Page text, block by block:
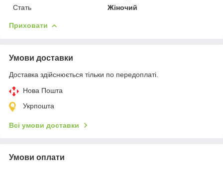
Стать
Жіночий
Приховати
Умови доставки
Доставка здійснюється тільки по передоплаті.
Нова Пошта
Укрпошта
Всі умови доставки
Умови оплати